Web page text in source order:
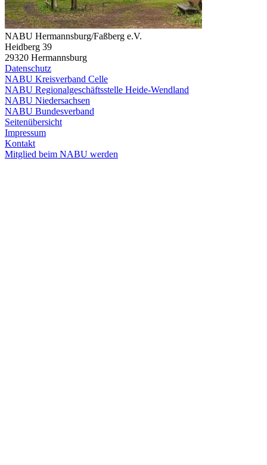
NABU Hermannsburg/Faßberg e.V.
Heidberg 39
29320 Hermannsburg
Datenschutz
NABU Kreisverband Celle
NABU Regionalgeschäftsstelle Heide-Wendland
NABU Niedersachsen
NABU Bundesverband
Seitenübersicht
Impressum
Kontakt
Mitglied beim NABU werden